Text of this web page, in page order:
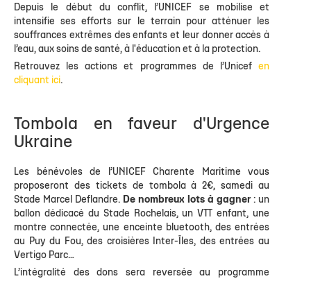
Depuis le début du conflit, l’UNICEF se mobilise et
intensifie ses efforts sur le terrain pour atténuer les
souffrances extrêmes des enfants et leur donner accès à
l’eau, aux soins de santé, à l'éducation et à la protection.
Retrouvez les actions et programmes de l’Unicef en
cliquant ici.
Tombola en faveur d'Urgence
Ukraine
Les bénévoles de l’UNICEF Charente Maritime vous
proposeront des tickets de tombola à 2€, samedi au
Stade Marcel Deflandre. De nombreux lots à gagner: un
ballon dédicacé du Stade Rochelais, un VTT enfant, une
montre connectée, une enceinte bluetooth, des entrées
au Puy du Fou, des croisières Inter-Îles, des entrées au
Vertigo Parc…
L’intégralité des dons sera reversée au programme